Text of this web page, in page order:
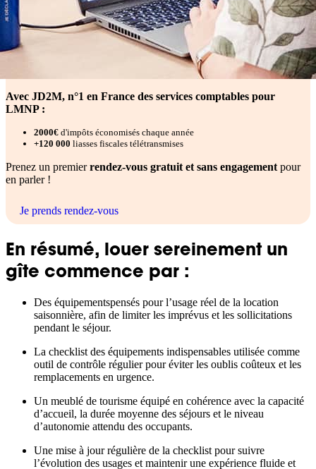
Avec JD2M, n°1 en France des services comptables pour
LMNP :
2000€ d'impôts économisés chaque année
+120 000 liasses fiscales télétransmises
Prenez un premierrendez-vous gratuit et sans engagement pour
en parler !
Je prends rendez-vous
En résumé, louer sereinement un
gîte commence par :
Des équipementspensés pour l’usage réel de la location
saisonnière, afin de limiter les imprévus et les sollicitations
pendant le séjour.
La checklist des équipements indispensables utilisée comme
outil de contrôle régulier pour éviter les oublis coûteux et les
remplacements en urgence.
Un meublé de tourisme équipé en cohérence avec la capacité
d’accueil, la durée moyenne des séjours et le niveau
d’autonomie attendu des occupants.
Une mise à jour régulière de la checklist pour suivre
l’évolution des usages et maintenir une expérience fluide et